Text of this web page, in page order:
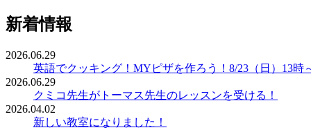
新着情報
2026.06.29
英語でクッキング！MYピザを作ろう！8/23（日）13時
2026.06.29
クミコ先生がトーマス先生のレッスンを受ける！
2026.04.02
新しい教室になりました！